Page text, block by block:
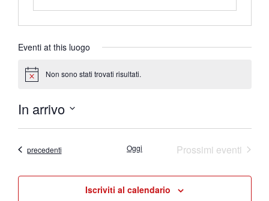
Eventi at this luogo
Notice Non sono stati trovati risultati.
In arrivo
la
Eventi
precedenti Oggi Prossimi eventi
Iscriviti al calendario